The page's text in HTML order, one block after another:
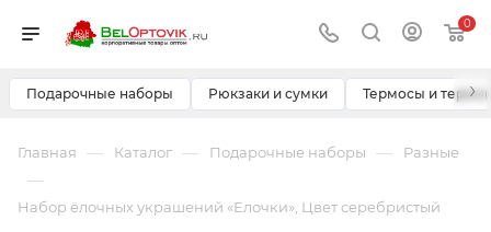
0
Подарочные наборы Рюкзаки и сумки Термосы и ›
Главная — Каталог — Подарочные наборы — Разные
—
Набор ёлочных украшений «Елочки», Цвет серебристый